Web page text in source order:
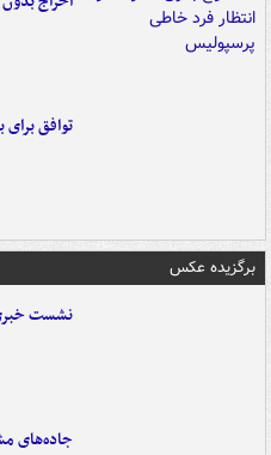
توافق برای
برگزیده عکس
نشست
جاده‌های